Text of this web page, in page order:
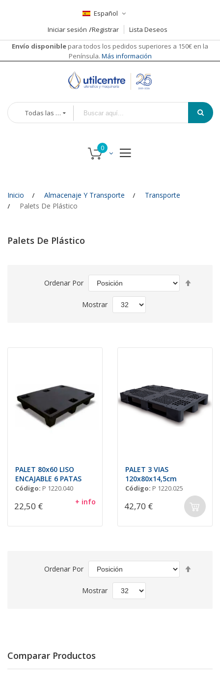
Español
Iniciar sesión
Registrar
Lista Deseos
Envío disponible para todos los pedidos superiores a 150€ en la
Península. Más información
Todas las categorías
Inicio Almacenaje Y Transporte
Transporte
Palets De Plástico
Palets De Plástico
Ordenar Por
Mostrar
PALET 80x60 LISO
ENCAJABLE 6 PATAS
Código: P 1220.040
22,50 € + info
PALET 3 VIAS
120x80x14,5cm
Código: P 1220.025
42,70 €
Ordenar Por
Mostrar
Comparar Productos